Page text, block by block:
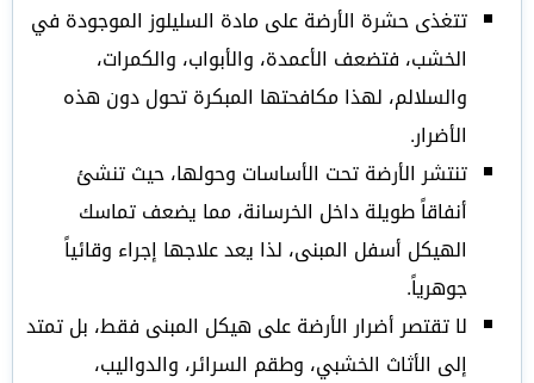
تتغذى حشرة الأرضة على مادة السليلوز الموجودة في
الخشب، فتضعف الأعمدة، والأبواب، والكمرات،
والسلالم، لهذا مكافحتها المبكرة تحول دون هذه
الأضرار.
تنتشر الأرضة تحت الأساسات وحولها، حيث تنشئ
أنفاقاً طويلة داخل الخرسانة، مما يضعف تماسك
الهيكل أسفل المبنى، لذا يعد علاجها إجراء وقائياً
جوهرياً.
لا تقتصر أضرار الأرضة على هيكل المبنى فقط، بل تمتد
إلى الأثاث الخشبي، وطقم السرائر، والدواليب،